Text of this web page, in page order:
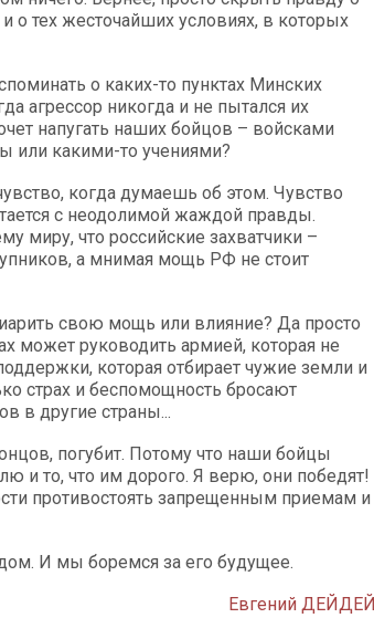
о тех жесточайших условиях, в которых
о каких-то пунктах Минских
агрессор никогда и не пытался их
напугать наших бойцов – войсками
или какими-то учениями?
когда думаешь об этом. Чувство
с неодолимой жаждой правды.
миру, что российские захватчики –
а мнимая мощь РФ не стоит
свою мощь или влияние? Да просто
может руководить армией, которая не
которая отбирает чужие земли и
страх и беспомощность бросают
в другие страны...
погубит. Потому что наши бойцы
и то, что им дорого. Я верю, они победят!
противостоять запрещенным приемам и
И мы боремся за его будущее.
Евгений ДЕЙДЕЙ